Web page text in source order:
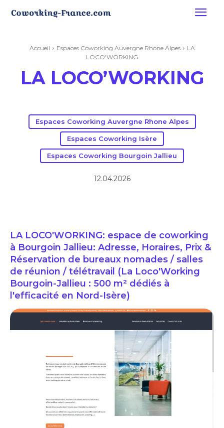
Accueil Espaces Coworking Auvergne Rhone Alpes
LA
LOCO'WORKING
LA LOCO’WORKING
Espaces Coworking Auvergne Rhone Alpes
Espaces Coworking Isère
Espaces Coworking Bourgoin Jallieu
12.04.2026
LA LOCO'WORKING: espace de coworking
à Bourgoin Jallieu: Adresse, Horaires, Prix &
Réservation de bureaux nomades / salles
de réunion / télétravail (La Loco'Working
Bourgoin-Jallieu : 500 m² dédiés à
l'efficacité en Nord-Isère)